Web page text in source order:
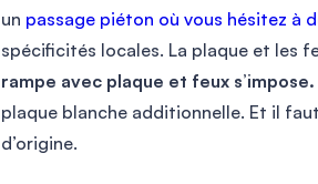
un passage piéton où vous hésitez à
spécificités locales. La plaque et les
rampe avec plaque et feux s’impose.
plaque blanche additionnelle. Et il
d’origine.